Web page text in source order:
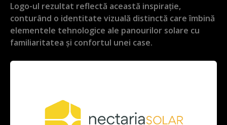
Logo-ul rezultat reflectă această inspirație,
conturând o identitate vizuală distinctă care îmbină
elementele tehnologice ale panourilor solare cu
familiaritatea și confortul unei case.